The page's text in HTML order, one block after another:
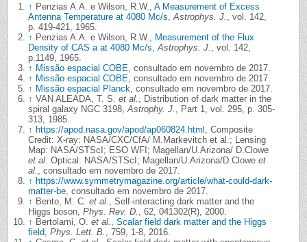
↑ Penzias A.A. e Wilson, R.W., A Measurement of Excess
Antenna Temperature at 4080 Mc/s Astrophys. J.
, vol. 142,
p. 419-421, 1965.
↑ Penzias A.A. e Wilson, R.W.,
Measurement of the Flux
Density of CAS a at 4080 Mc/s Astrophys. J.
, vol. 142,
p.1149, 1965.
↑ Missão espacial COBE , consultado em novembro de 2017.
↑ Missão espacial COBE , consultado em novembro de 2017.
↑ Missão espacial Planck , consultado em novembro de 2017.
↑ VAN ALEADA, T. S. et al.
, Distribution of dark matter in the
spiral galaxy NGC 3198, Astrophy. J.
, Part 1, vol. 295, p. 305-
313, 1985.
↑ https://apod.nasa.gov/apod/ap060824.html
, Composite
Credit: X-ray: NASA/CXC/CfA/ M.Markevitch et al.; Lensing
Map: NASA/STScI; ESO WFI; Magellan/U.Arizona/ D.Clowe
et al. Optical: NASA/STScI; Magellan/U.Arizona/D.Clowe et
al.
, consultado em novembro de 2017.
↑ https://www.symmetrymagazine.org/article/what-could-dark-
matter-be , consultado em novembro de 2017.
↑ Bento, M. C. et al.
, Self-interacting dark matter and the
Higgs boson, Phys. Rev. D.
, 62, 041302(R), 2000.
↑ Bertolami, O. et al.
Scalar field dark matter and the Higgs
field Phys. Lett. B.
, 759, 1-8, 2016.